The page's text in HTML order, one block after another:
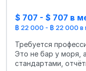
$ 707 - $ 707 в
฿ 22 000 - ฿ 22 000 в
Требуется
Это не бар у моря,
стандартами,